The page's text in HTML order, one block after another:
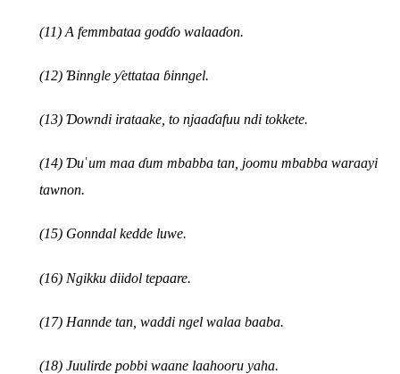
(11) A femmbataa goɗɗo walaaɗon.
(12) Ɓinngle ƴettataa ɓinngel.
(13) Ɗowndi irataake, to njaaɗafuu ndi tokkete.
(14) Ɗuˈum maa ɗum mbabba tan, joomu mbabba waraayi
tawnon.
(15) Gonndal kedde luwe.
(16) Ngikku diidol tepaare.
(17) Hannde tan, waddi ngel walaa baaba.
(18) Juulirde pobbi waane laahooru yaha.